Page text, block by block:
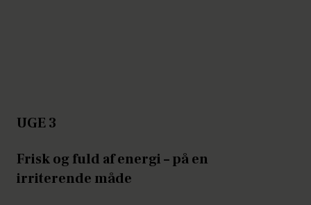
UGE 3
Frisk og fuld af energi – på en
irriterende måde